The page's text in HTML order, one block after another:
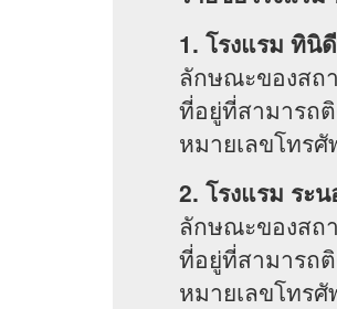
1. โรงแรม ทินิ
ลักษณะของสถ
ที่อยู่ที่สามารถติ
หมายเลขโทร
2. โรงแรม ระ
ลักษณะของสถ
ที่อยู่ที่สามารถ
หมายเลขโทรศั